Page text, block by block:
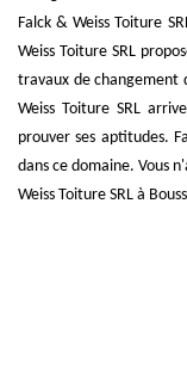
Falck & Weiss Toiture
Weiss Toiture SRL
travaux de changement
Weiss Toiture SRL
prouver ses aptitudes.
dans ce domaine. Vous
Weiss Toiture SRL à